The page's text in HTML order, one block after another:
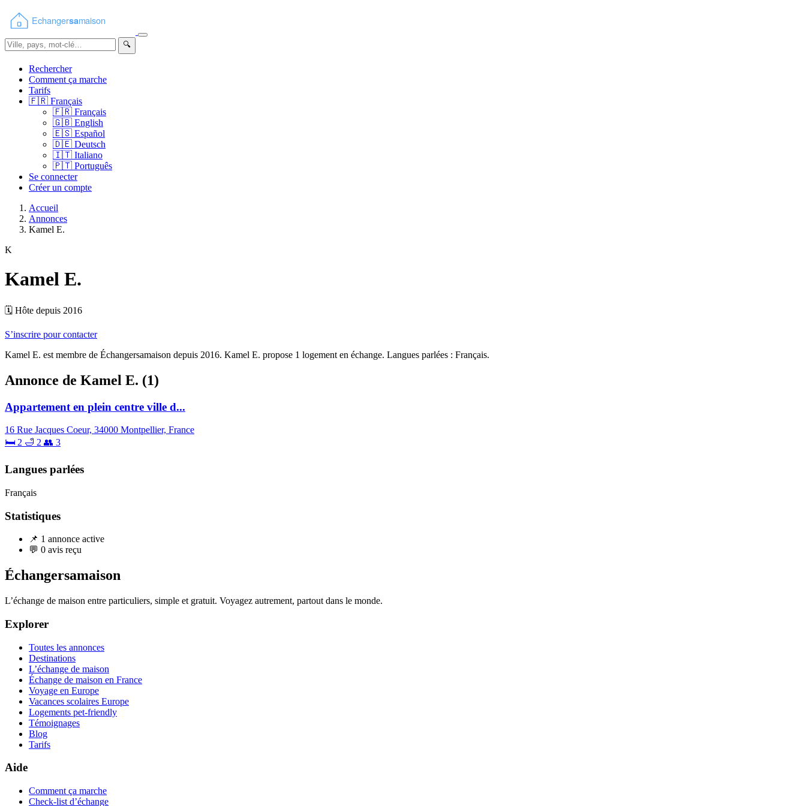
🔍
Rechercher
Comment ça marche
Tarifs
🇫🇷 Français
🇫🇷 Français
🇬🇧 English
🇪🇸 Español
🇩🇪 Deutsch
🇮🇹 Italiano
🇵🇹 Português
Se connecter
Créer un compte
Accueil
Annonces
Kamel E.
K
Kamel E.
🗓 Hôte depuis 2016
S’inscrire pour contacter
Kamel E. est membre de Échangersamaison depuis 2016. Kamel E. propose 1 logement en échange. Langues parlées : Français.
Annonce de Kamel E. (1)
Appartement en plein centre ville d...
16 Rue Jacques Coeur, 34000 Montpellier, France
🛏 2 🛁 2 👥 3
Langues parlées
Français
Statistiques
📌 1 annonce active
💬 0 avis reçu
Échangersamaison
L’échange de maison entre particuliers, simple et gratuit. Voyagez autrement, partout dans le monde.
Explorer
Toutes les annonces
Destinations
L’échange de maison
Échange de maison en France
Voyage en Europe
Vacances scolaires Europe
Logements pet-friendly
Témoignages
Blog
Tarifs
Aide
Comment ça marche
Check-list d’échange